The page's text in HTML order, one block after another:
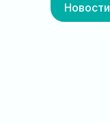
Новости